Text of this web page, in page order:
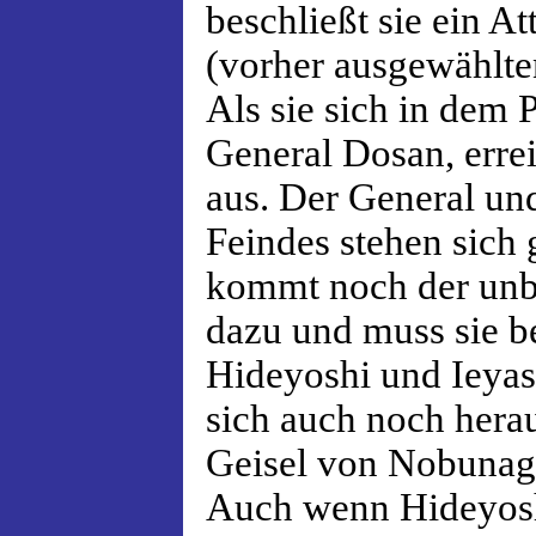
beschließt sie ein
(vorher
Als sie sich in dem
General Dosan,
aus. Der General
Feindes stehen sich
kommt noch der
dazu und muss sie
Hideyoshi und
sich auch noch
Geisel von
Auch wenn